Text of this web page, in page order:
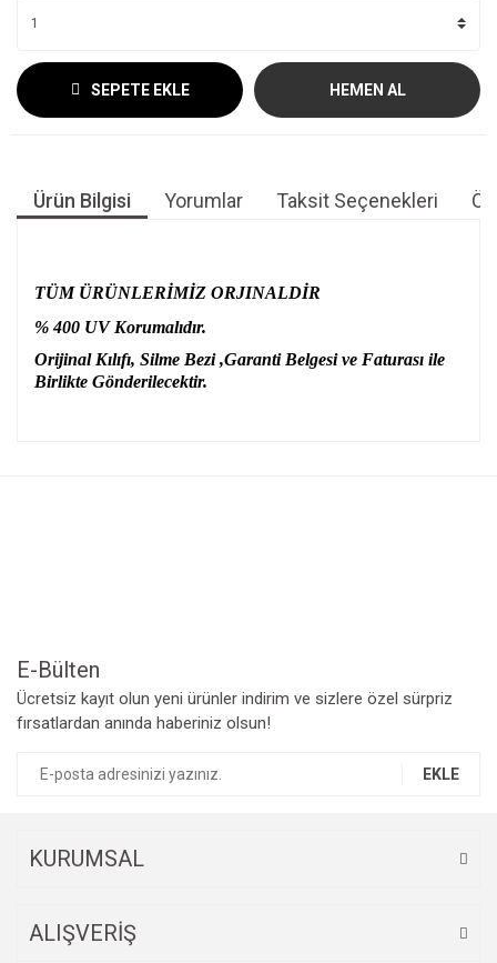
SEPETE EKLE HEMEN AL
Ürün Bilgisi Yorumlar Taksit Seçenekleri
TÜM ÜRÜNLERİMİZ ORJINALDİR
% 400 UV Korumalıdır.
Orijinal Kılıfı, Silme Bezi ,Garanti Belgesi ve Faturası ile
Birlikte Gönderilecektir.
E-Bülten
Ücretsiz kayıt olun yeni ürünler indirim ve sizlere özel sürpriz
fırsatlardan anında haberiniz olsun!
EKLE
KURUMSAL
ALIŞVERİŞ